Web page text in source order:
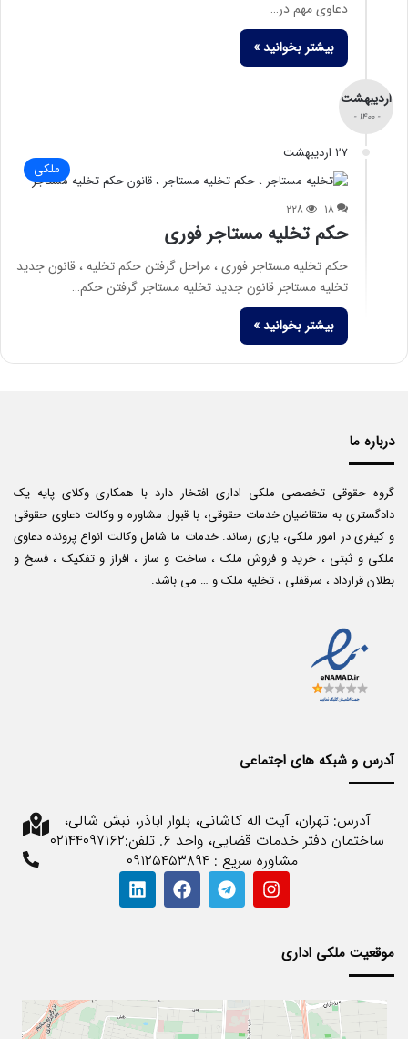
دعاوی مهم در…
بیشتر بخوانید »
اردیبهشت
- ۱۴۰۰ -
۲۷ اردیبهشت
ملکی
۱۸ ۲۲۸
حکم تخلیه مستاجر فوری
حکم تخلیه مستاجر فوری ، مراحل گرفتن حکم تخلیه ، قانون جدید
تخلیه مستاجر قانون جدید تخلیه مستاجر گرفتن حکم…
بیشتر بخوانید »
درباره ما
گروه حقوقی تخصصی ملکی اداری افتخار دارد با همکاری وکلای پایه یک
دادگستری به متقاضیان خدمات حقوقی، با قبول مشاوره و وکالت دعاوی حقوقی
و کیفری در امور ملکی، یاری رساند. خدمات ما شامل وکالت انواع پرونده دعاوی
ملکی و ثبتی ، خرید و فروش ملک ، ساخت و ساز ، افراز و تفکیک ، فسخ و
بطلان قرارداد ، سرقفلی ، تخلیه ملک و … می باشد.
آدرس و شبکه های اجتماعی
آدرس: تهران، آیت اله کاشانی، بلوار اباذر، نبش شالی،
ساختمان دفتر خدمات قضایی، واحد ۶. تلفن:۰۲۱۴۴۰۹۷۱۶۲
مشاوره سریع : ۰۹۱۲۵۴۵۳۸۹۴
موقعیت ملکی اداری